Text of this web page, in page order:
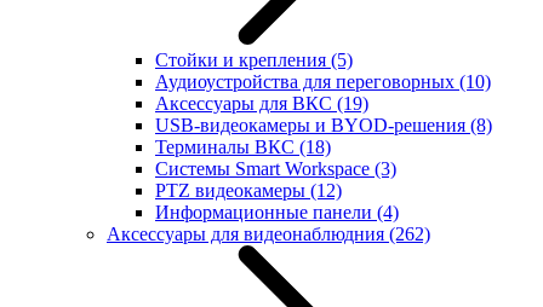
Стойки и крепления (5)
Аудиоустройства для переговорных (10)
Аксессуары для ВКС (19)
USB-видеокамеры и BYOD-решения (8)
Терминалы ВКС (18)
Системы Smart Workspace (3)
PTZ видеокамеры (12)
Информационные панели (4)
Аксессуары для видеонаблюдния (262)